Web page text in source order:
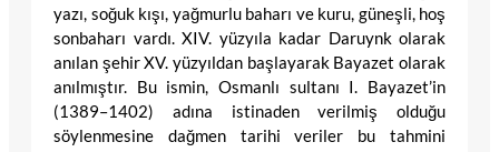
yazı, soğuk kışı, yağmurlu baharı ve kuru, güneşli, hoş
sonbaharı vardı. XIV. yüzyıla kadar Daruynk olarak
anılan şehir XV. yüzyıldan başlayarak Bayazet olarak
anılmıştır. Bu ismin, Osmanlı sultanı I. Bayazet’in
(1389–1402) adına istinaden verilmiş olduğu
söylenmesine dağmen tarihi veriler bu tahmini